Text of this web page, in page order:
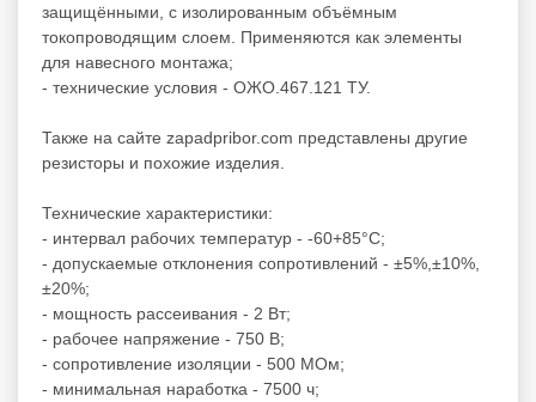
защищёнными, с изолированным объёмным
токопроводящим слоем. Применяются как элементы
для навесного монтажа;
- технические условия - ОЖО.467.121 ТУ.
Также на сайте zapadpribor.com представлены другие
резисторы и похожие изделия.
Технические характеристики:
- интервал рабочих температур - -60+85°C;
- допускаемые отклонения сопротивлений - ±5%,±10%,
±20%;
- мощность рассеивания - 2 Вт;
- рабочее напряжение - 750 В;
- сопротивление изоляции - 500 МОм;
- минимальная наработка - 7500 ч;